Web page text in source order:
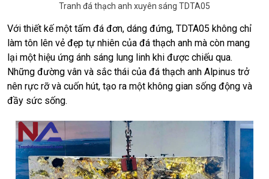
Tranh đá thạch anh xuyên sáng TDTA05
Với thiết kế một tấm đá đơn, dáng đứng, TDTA05 không chỉ
làm tôn lên vẻ đẹp tự nhiên của đá thạch anh mà còn mang
lại một hiệu ứng ánh sáng lung linh khi được chiếu qua.
Những đường vân và sắc thái của đá thạch anh Alpinus trở
nên rực rỡ và cuốn hút, tạo ra một không gian sống động và
đầy sức sống.